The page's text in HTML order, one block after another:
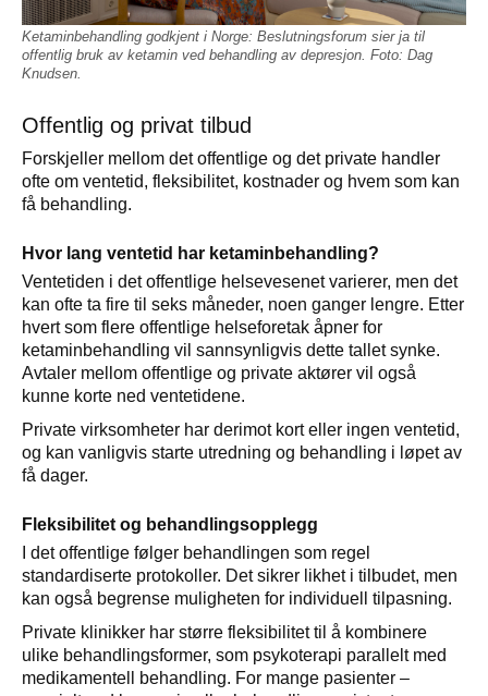
Ketaminbehandling godkjent i Norge: Beslutningsforum sier ja til
offentlig bruk av ketamin ved behandling av depresjon. Foto: Dag
Knudsen.
Offentlig og privat tilbud
Forskjeller mellom det offentlige og det private handler
ofte om ventetid, fleksibilitet, kostnader og hvem som kan
få behandling.
Hvor lang ventetid har ketaminbehandling?
Ventetiden i det offentlige helsevesenet varierer, men det
kan ofte ta fire til seks måneder, noen ganger lengre. Etter
hvert som flere offentlige helseforetak åpner for
ketaminbehandling vil sannsynligvis dette tallet synke.
Avtaler mellom offentlige og private aktører vil også
kunne korte ned ventetidene.
Private virksomheter har derimot kort eller ingen ventetid,
og kan vanligvis starte utredning og behandling i løpet av
få dager.
Fleksibilitet og behandlingsopplegg
I det offentlige følger behandlingen som regel
standardiserte protokoller. Det sikrer likhet i tilbudet, men
kan også begrense muligheten for individuell tilpasning.
Private klinikker har større fleksibilitet til å kombinere
ulike behandlingsformer, som psykoterapi parallelt med
medikamentell behandling. For mange pasienter –